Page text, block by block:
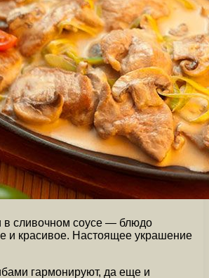
в сливочном соусе — блюдо
и красивое. Настоящее украшение
гармонируют, да еще и